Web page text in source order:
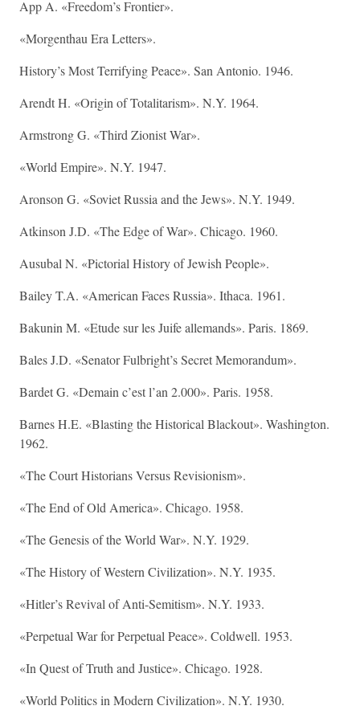
App A. «Freedom’s Frontier».
«Morgenthau Era Letters».
History’s Most Terrifying Peace». San Antonio. 1946.
Arendt H. «Origin of Totalitarism». N.Y. 1964.
Armstrong G. «Third Zionist War».
«World Empire». N.Y. 1947.
Aronson G. «Soviet Russia and the Jews». N.Y. 1949.
Atkinson J.D. «The Edge of War». Chicago. 1960.
Ausubal N. «Pictorial History of Jewish People».
Bailey T.A. «American Faces Russia». Ithaca. 1961.
Bakunin M. «Etude sur les Juife allemands». Paris. 1869.
Bales J.D. «Senator Fulbright’s Secret Memorandum».
Bardet G. «Demain c’est l’an 2.000». Paris. 1958.
Barnes H.E. «Blasting the Historical Blackout». Washington.
1962.
«The Court Historians Versus Revisionism».
«The End of Old America». Chicago. 1958.
«The Genesis of the World War». N.Y. 1929.
«The History of Western Civilization». N.Y. 1935.
«Hitler’s Revival of Anti-Semitism». N.Y. 1933.
«Perpetual War for Perpetual Peace». Coldwell. 1953.
«In Quest of Truth and Justice». Chicago. 1928.
«World Politics in Modern Civilization». N.Y. 1930.